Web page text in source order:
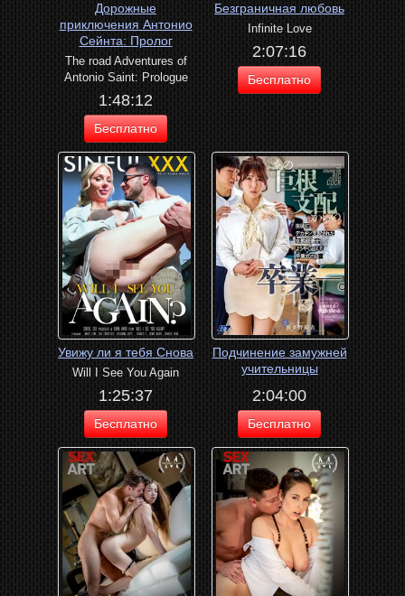
Дорожные
приключения Антонио
Сейнта: Пролог
The road Adventures of
Antonio Saint: Prologue
1:48:12
Бесплатно
Безграничная любовь
Infinite Love
2:07:16
Бесплатно
Увижу ли я тебя Снова
Will I See You Again
1:25:37
Бесплатно
Подчинение замужней
учительницы
2:04:00
Бесплатно